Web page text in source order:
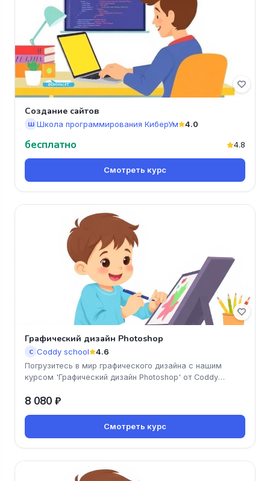
Создание сайтов
Ш Школа программирования КиберУм 4.0
бесплатно 4.8
Смотреть курс
Графический дизайн Photoshop
C Coddy school 4.6
Погрузитесь в мир графического дизайна с нашим
курсом 'Графический дизайн Photoshop' от Coddy
8 080 ₽
Смотреть курс